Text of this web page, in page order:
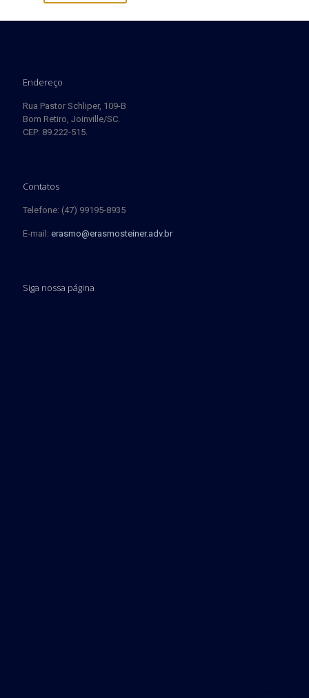
Endereço
Rua Pastor Schliper, 109-B
Bom Retiro, Joinville/SC.
CEP: 89.222-515.
Contatos
Telefone: (47) 99195-8935
E-mail: erasmo@erasmosteiner.adv.br
Siga nossa página